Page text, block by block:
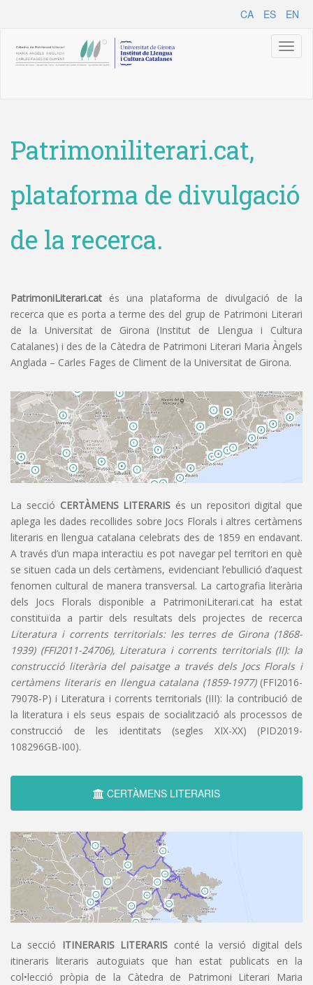
CA ES EN
Patrimoniliterari.cat,
plataforma de divulgació
de la recerca.
PatrimoniLiterari.cat és una plataforma de divulgació de la
recerca que es porta a terme des del grup de Patrimoni Literari
de la Universitat de Girona (Institut de Llengua i Cultura
Catalanes) i des de la Càtedra de Patrimoni Literari Maria Àngels
Anglada – Carles Fages de Climent de la Universitat de Girona.
La secció CERTÀMENS LITERARIS és un repositori digital que
aplega les dades recollides sobre Jocs Florals i altres certàmens
literaris en llengua catalana celebrats des de 1859 en endavant.
A través d’un mapa interactiu es pot navegar pel territori en què
se situen cada un dels certàmens, evidenciant l’ebullició d’aquest
fenomen cultural de manera transversal. La cartografia literària
dels Jocs Florals disponible a PatrimoniLiterari.cat ha estat
constituïda a partir dels resultats dels projectes de recerca
Literatura i corrents territorials: les terres de Girona (1868-
1939) (FFI2011-24706), Literatura i corrents territorials (II): la
construcció literària del paisatge a través dels Jocs Florals i
certàmens literaris en llengua catalana (1859-1977)(FFI2016-
79078-P) i Literatura i corrents territorials (III): la contribució de
la literatura i els seus espais de socialització als processos de
construcció de les identitats (segles XIX-XX) (PID2019-
108296GB-I00).
CERTÀMENS LITERARIS
La secció ITINERARIS LITERARIS conté la versió digital dels
itineraris literaris autoguiats que han estat publicats en la
col•lecció pròpia de la Càtedra de Patrimoni Literari Maria